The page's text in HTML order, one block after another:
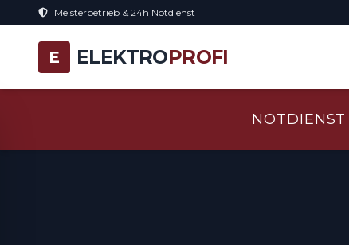
Meisterbetrieb & 24h Notdienst
E ELEKTROPROFI